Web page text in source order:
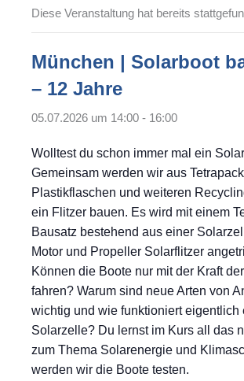
Diese Veranstaltung hat bereits
München | Solarboot
– 12 Jahre
05.07.2026 um 14:00 - 16:00
Wolltest du schon immer mal ein
Gemeinsam werden wir aus
Plastikflaschen und weiteren
ein Flitzer bauen. Es wird mit einem
Bausatz bestehend aus einer
Motor und Propeller Solarflitzer
Können die Boote nur mit der Kraft
fahren? Warum sind neue Arten von
wichtig und wie funktioniert eigentlich
Solarzelle? Du lernst im Kurs all das
zum Thema Solarenergie und
werden wir die Boote testen.